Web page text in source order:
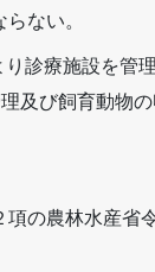
ない。
り診療施設を管
及び飼育動物
項の農林水産省